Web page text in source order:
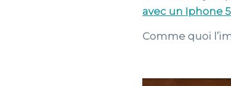
avec un Iphone 5
Comme quoi